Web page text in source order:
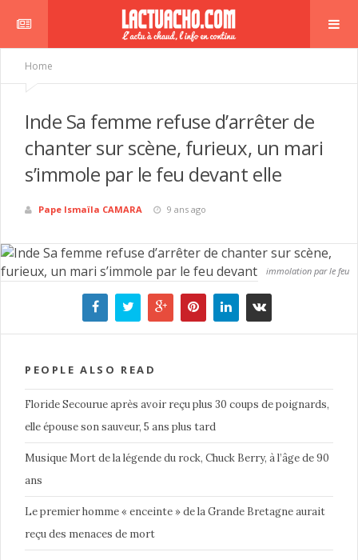
Home
Inde Sa femme refuse d’arrêter de
chanter sur scène, furieux, un mari
s’immole par le feu devant elle
Pape Ismaïla CAMARA 9 ans ago
immolation par le feu
PEOPLE ALSO READ
Floride Secourue après avoir reçu plus 30 coups de poignards,
elle épouse son sauveur, 5 ans plus tard
Musique Mort de la légende du rock, Chuck Berry, à l’âge de 90
ans
Le premier homme « enceinte » de la Grande Bretagne aurait
reçu des menaces de mort